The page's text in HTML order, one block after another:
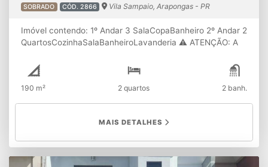
SOBRADO CÓD. 2866 Vila Sampaio, Arapongas - PR
Imóvel contendo: 1º Andar 3 SalaCopaBanheiro 2º Andar 2
QuartosCozinhaSalaBanheiroLavanderia ⚠ ATENÇÃO: A
alterações sem aviso prévio.
190 m² 2 quartos 2 banh.
MAIS DETALHES